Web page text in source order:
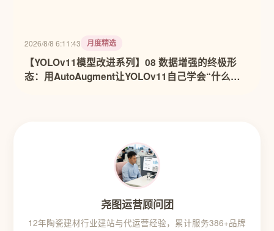
2026/8/8 6:11:43 月度精选
【YOLOv11模型改进系列】08 数据增强的终极形
态：用AutoAugment让YOLOv11自己学会“什么数
尧图运营顾问团
12年陶瓷建材行业建站与代运营经验，累计服务386+品牌